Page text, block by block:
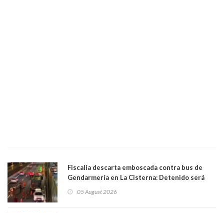
Fiscalía descarta emboscada contra bus de
Gendarmería en La Cisterna: Detenido será
05 August 2026